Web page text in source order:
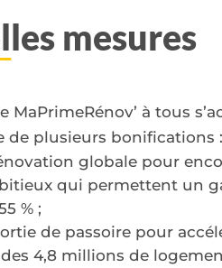
les mesures
MaPrimeRénov’ à tous
de plusieurs bonifications :
globale pour
qui permettent un
% ;
de passoire pour
4,8 millions de